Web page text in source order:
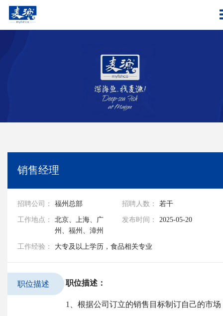
销售经理
招聘公司： 福州总部 招聘人数： 若干
工作地点：
北京、上海、广
州、福州、漳州
发布时间： 2025-05-20
工作经验： 大专及以上学历，食品相关专业
职位描述 职位描述：
1、根据公司订立的销售目标制订自己的市场